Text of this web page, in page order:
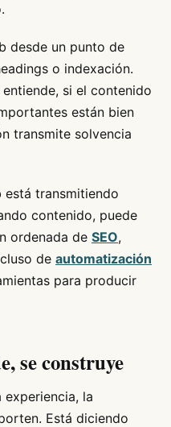
desde un punto de
o indexación.
si el contenido
están bien
transmite solvencia
está transmitiendo
contenido, puede
ordenada de SEO,
de automatización
para producir
se construye
la
Está diciendo